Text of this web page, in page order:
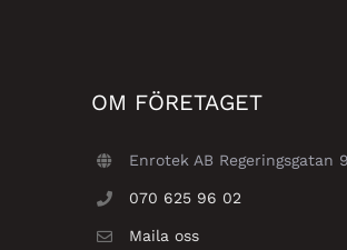
OM FÖRETAGET
Enrotek AB Regeringsgatan
070 625 96 02
Maila oss